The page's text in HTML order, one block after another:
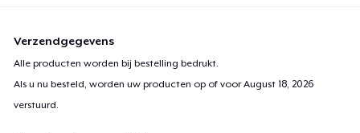
Verzendgegevens
Alle producten worden bij bestelling bedrukt.
Als u nu besteld, worden uw producten op of voorAugust 18, 2026
verstuurd.